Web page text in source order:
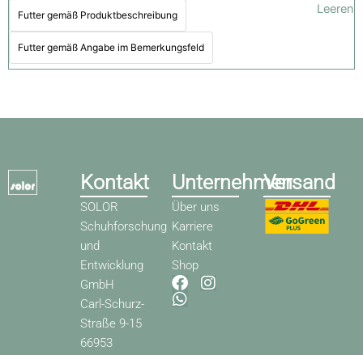
Futter gemäß Produktbeschreibung
Futter gemäß Angabe im Bemerkungsfeld
Leeren
Kontakt
SOLOR
Schuhforschung
und
Entwicklung
GmbH
Carl-Schurz-
Straße 9-15
66953
Unternehmen
Über uns
Karriere
Kontakt
Shop
F
a
I
W
h
Versand